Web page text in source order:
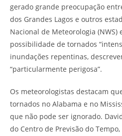
gerado grande preocupação
dos Grandes Lagos e outros
Nacional de Meteorologia
possibilidade de tornados
inundações repentinas,
“particularmente perigosa”.
Os meteorologistas destacam
tornados no Alabama e no
que não pode ser ignorado.
do Centro de Previsão do